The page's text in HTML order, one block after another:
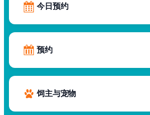
今日预约
预约
饲主与宠物